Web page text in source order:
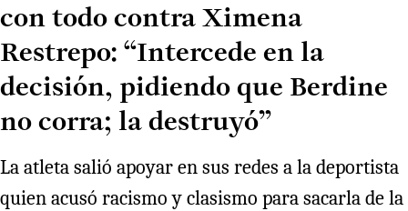
con todo contra Ximena
Restrepo: “Intercede en la
decisión, pidiendo que Berdine
no corra; la destruyó”
La atleta salió apoyar en sus redes a la deportista
quien acusó racismo y clasismo para sacarla de la